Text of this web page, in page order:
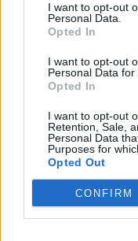
I want to opt-out
Personal Data.
Opted In
I want to opt-out
Personal Data for
Opted In
I want to opt-out
Retention, Sale,
Personal Data
Purposes for
Opted Out
CONFIRM
Cirque du Soleil: Μία
μαγική πολιτεία σε
κίνηση και η ζωή στον
15/05/2026 - 09:48